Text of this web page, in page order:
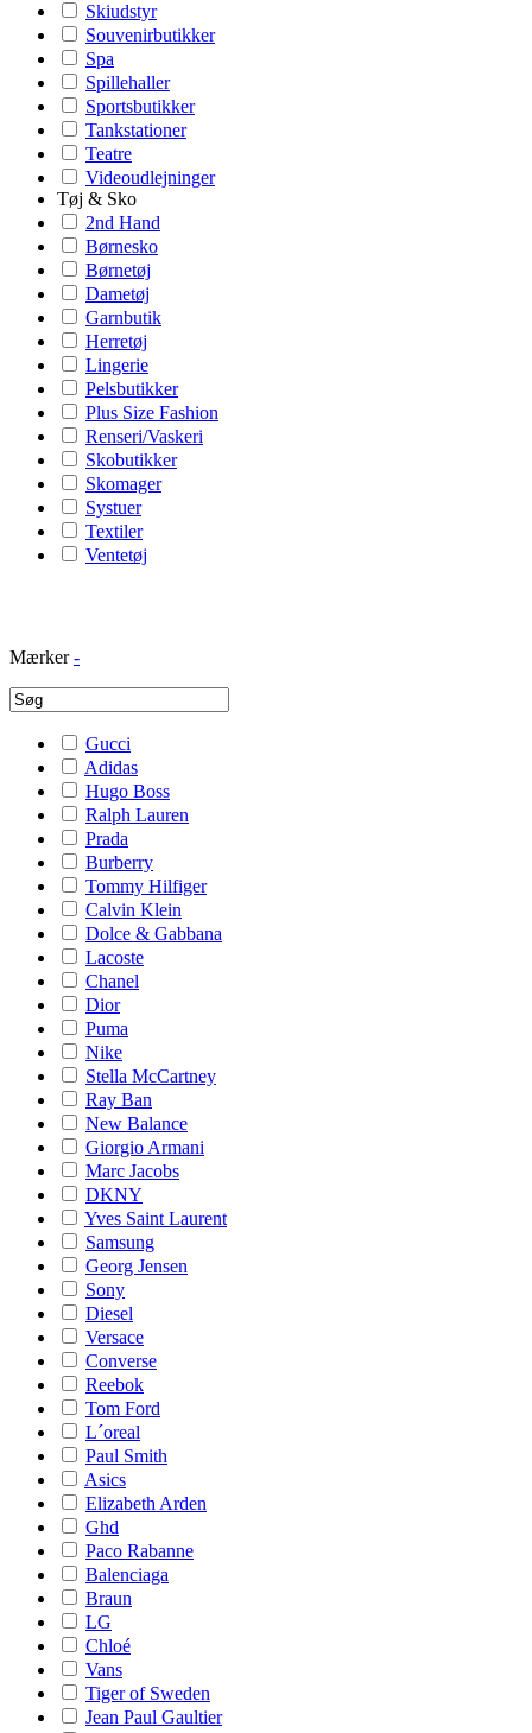
Skiudstyr
Souvenirbutikker
Spa
Spillehaller
Sportsbutikker
Tankstationer
Teatre
Videoudlejninger
Tøj & Sko
2nd Hand
Børnesko
Børnetøj
Dametøj
Garnbutik
Herretøj
Lingerie
Pelsbutikker
Plus Size Fashion
Renseri/Vaskeri
Skobutikker
Skomager
Systuer
Textiler
Ventetøj
Mærker -
Gucci
Adidas
Hugo Boss
Ralph Lauren
Prada
Burberry
Tommy Hilfiger
Calvin Klein
Dolce & Gabbana
Lacoste
Chanel
Dior
Puma
Nike
Stella McCartney
Ray Ban
New Balance
Giorgio Armani
Marc Jacobs
DKNY
Yves Saint Laurent
Samsung
Georg Jensen
Sony
Diesel
Versace
Converse
Reebok
Tom Ford
L´oreal
Paul Smith
Asics
Elizabeth Arden
Ghd
Paco Rabanne
Balenciaga
Braun
LG
Chloé
Vans
Tiger of Sweden
Jean Paul Gaultier